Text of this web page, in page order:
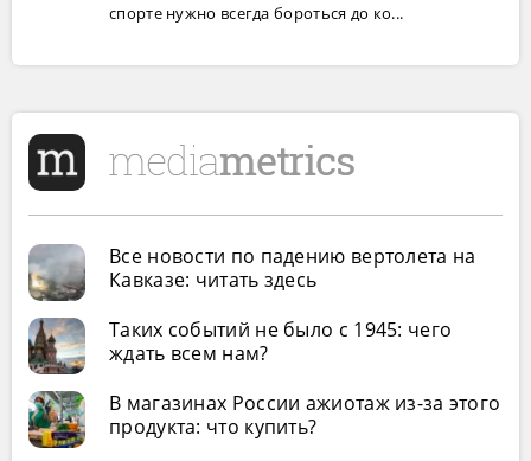
спорте нужно всегда бороться до ко...
Все новости по падению вертолета на
Кавказе: читать здесь
Таких событий не было с 1945: чего
ждать всем нам?
В магазинах России ажиотаж из-за этого
продукта: что купить?